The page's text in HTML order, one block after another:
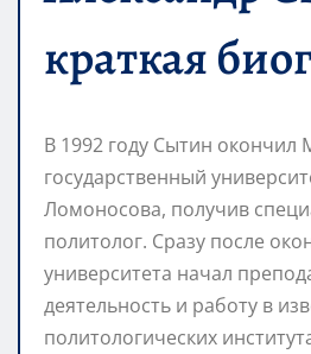
краткая
В 1992 году Сытин окончил
государственный
Ломоносова, получив
политолог. Сразу после
университета начал
деятельность и работу в
политологических